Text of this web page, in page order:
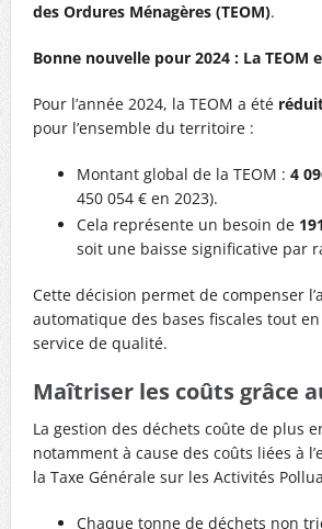
des Ordures Ménagères (TEOM).
Bonne nouvelle pour 2024 : La TEOM
Pour l’année 2024, la TEOM a été
pour l’ensemble du territoire :
Montant global de la TEOM : 4
450 054 € en 2023).
Cela représente un besoin de
soit une baisse significative par
Cette décision permet de compenser
automatique des bases fiscales tout
service de qualité.
Maîtriser les coûts grâce
La gestion des déchets coûte de plus
notamment à cause des coûts liées à
la Taxe Générale sur les Activités
Chaque tonne de déchets non